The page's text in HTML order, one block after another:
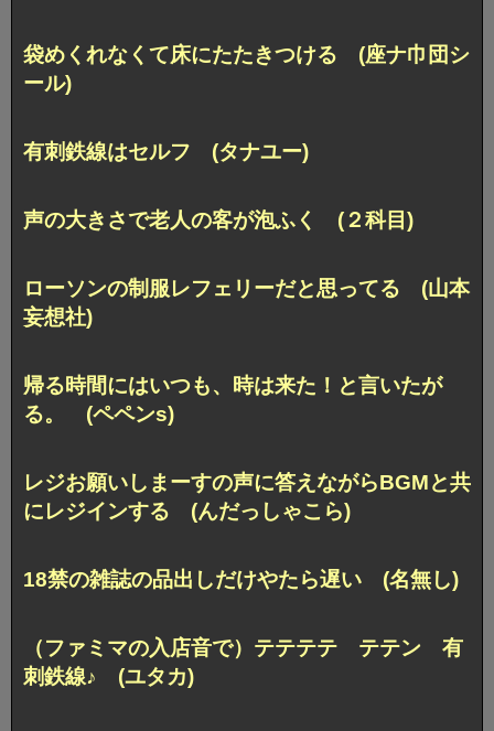
袋めくれなくて床にたたきつける (座ナ巾団シ
ール)
有刺鉄線はセルフ (タナユー)
声の大きさで老人の客が泡ふく (２科目)
ローソンの制服レフェリーだと思ってる (山本
妄想社)
帰る時間にはいつも、時は来た！と言いたが
る。 (ペペンs)
レジお願いしまーすの声に答えながらBGMと共
にレジインする (んだっしゃこら)
18禁の雑誌の品出しだけやたら遅い (名無し)
（ファミマの入店音で）テテテテ テテン 有
刺鉄線♪ (ユタカ)